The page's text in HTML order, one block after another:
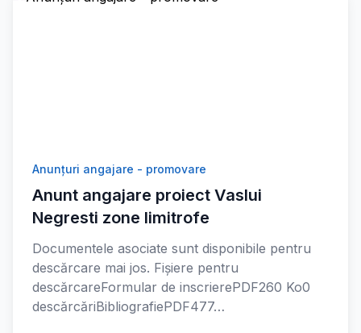
Anunțuri angajare - promovare
Anunt angajare proiect Vaslui
Negresti zone limitrofe
Documentele asociate sunt disponibile pentru
descărcare mai jos. Fișiere pentru
descărcareFormular de inscrierePDF260 Ko0
descărcăriBibliografiePDF477…